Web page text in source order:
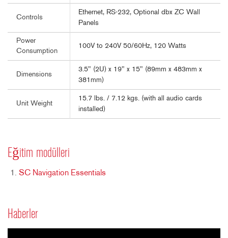
Controls
Ethernet, RS-232, Optional dbx ZC Wall
Panels
Power
Consumption
100V to 240V 50/60Hz, 120 Watts
Dimensions
3.5" (2U) x 19" x 15" (89mm x 483mm x
381mm)
Unit Weight
15.7 lbs. / 7.12 kgs. (with all audio cards
installed)
Eğitim modülleri
SC Navigation Essentials
Haberler